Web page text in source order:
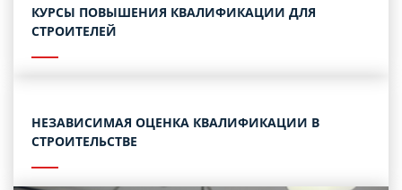
КУРСЫ ПОВЫШЕНИЯ КВАЛИФИКАЦИИ ДЛЯ
СТРОИТЕЛЕЙ
НЕЗАВИСИМАЯ ОЦЕНКА КВАЛИФИКАЦИИ В
СТРОИТЕЛЬСТВЕ